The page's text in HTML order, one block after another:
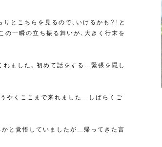
とこちらを見るので、いけるかも？！と
の一瞬の立ち振る舞いが、大きく行末を
れました。初めて話をする…緊張を隠し
やくここまで来れました…しばらくご
かと覚悟していましたが…帰ってきた言